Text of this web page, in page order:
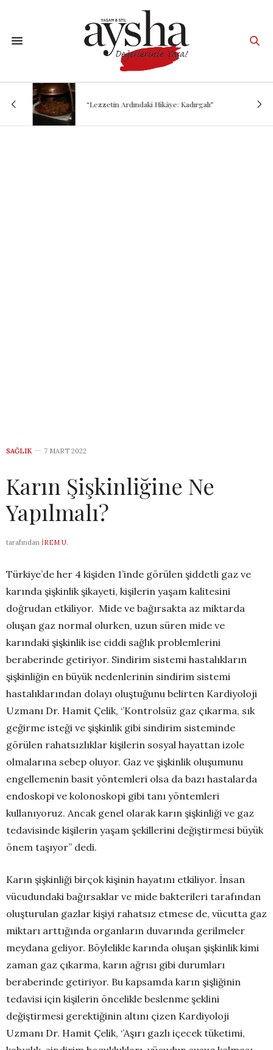
“Lezzetin Ardındaki Hikâye: Kadırgalı”
SAĞLIK 7 MART 2022
Karın Şişkinliğine Ne
Yapılmalı?
tarafından İREM U.
Türkiye’de her 4 kişiden 1’inde görülen şiddetli gaz ve
karında şişkinlik şikayeti, kişilerin yaşam kalitesini
doğrudan etkiliyor. Mide ve bağırsakta az miktarda
oluşan gaz normal olurken, uzun süren mide ve
karındaki şişkinlik ise ciddi sağlık problemlerini
beraberinde getiriyor. Sindirim sistemi hastalıkların
şişkinliğin en büyük nedenlerinin sindirim sistemi
hastalıklarından dolayı oluştuğunu belirten Kardiyoloji
Uzmanı Dr. Hamit Çelik, ‘’Kontrolsüz gaz çıkarma, sık
geğirme isteği ve şişkinlik gibi sindirim sisteminde
görülen rahatsızlıklar kişilerin sosyal hayattan izole
olmalarına sebep oluyor. Gaz ve şişkinlik oluşumunu
engellemenin basit yöntemleri olsa da bazı hastalarda
endoskopi ve kolonoskopi gibi tanı yöntemleri
kullanıyoruz. Ancak genel olarak karın şişkinliği ve gaz
tedavisinde kişilerin yaşam şekillerini değiştirmesi büyük
önem taşıyor’’ dedi.
Karın şişkinliği birçok kişinin hayatını etkiliyor. İnsan
vücudundaki bağırsaklar ve mide bakterileri tarafından
oluşturulan gazlar kişiyi rahatsız etmese de, vücutta gaz
miktarı arttığında organların duvarında gerilmeler
meydana geliyor. Böylelikle karında oluşan şişkinlik kimi
zaman gaz çıkarma, karın ağrısı gibi durumları
beraberinde getiriyor. Bu kapsamda karın şişliğinin
tedavisi için kişilerin öncelikle beslenme şeklini
değiştirmesi gerektiğinin altını çizen Kardiyoloji
Uzmanı Dr. Hamit Çelik, ‘’Aşırı gazlı içecek tüketimi,